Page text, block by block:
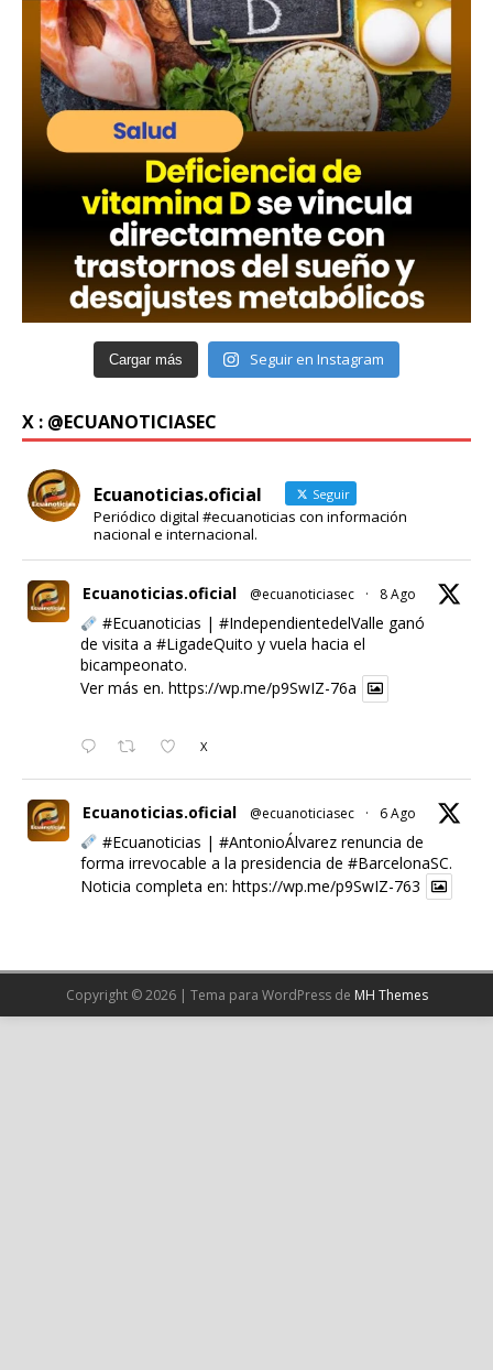
Cargar más Seguir en Instagram
X : @ECUANOTICIASEC
Ecuanoticias.oficial Seguir
Periódico digital #ecuanoticias con información
nacional e internacional.
Ecuanoticias.oficial @ecuanoticiasec · 8 Ago
#Ecuanoticias | #IndependientedelValle ganó
de visita a #LigadeQuito y vuela hacia el
bicampeonato.
Ver más en. https://wp.me/p9SwIZ-76a
X
Ecuanoticias.oficial @ecuanoticiasec · 6 Ago
#Ecuanoticias | #AntonioÁlvarezrenuncia de
forma irrevocable a la presidencia de #BarcelonaSC.
Noticia completa en: https://wp.me/p9SwIZ-763
Cargar más
Copyright © 2026 | Tema para WordPress de MH Themes